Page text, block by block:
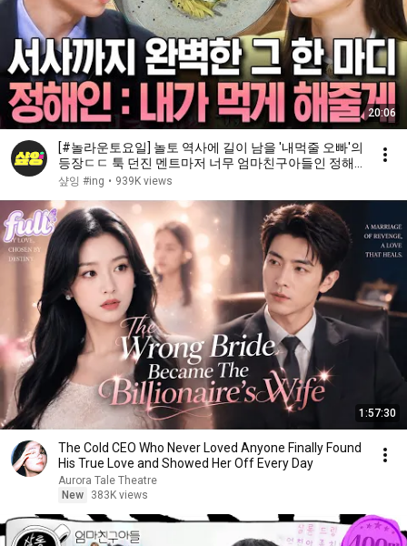
20:06
[#놀라운토요일] 놀토 역사에 길이 남을 '내먹줄 오빠'의
등장ㄷㄷ 툭 던진 멘트마저 너무 엄마친구아들인 정해
인✨
샾잉 #ing • 939K views
1:57:30
The Cold CEO Who Never Loved Anyone Finally Found
His True Love and Showed Her Off Every Day
Aurora Tale Theatre
New
383K views